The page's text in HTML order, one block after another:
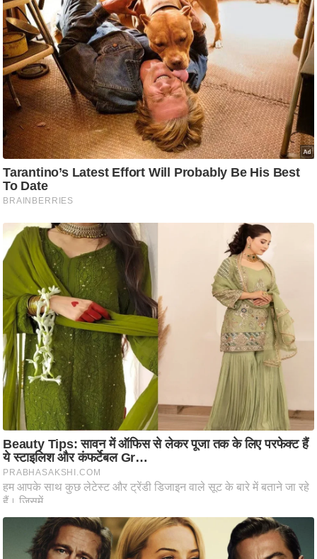
/
फै
श
न
घ
रे
लू
नु
स्खे
प
र्य
ट
न
स्थ
ल
फि
ट
ने
स
मं
त्रा
रि
ले
श
न
शि
प